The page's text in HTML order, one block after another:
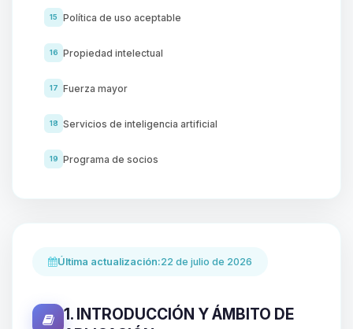
15 Política de uso aceptable
16 Propiedad intelectual
17 Fuerza mayor
18 Servicios de inteligencia artificial
19 Programa de socios
Última actualización:22 de julio de 2026
1. INTRODUCCIÓN Y ÁMBITO DE